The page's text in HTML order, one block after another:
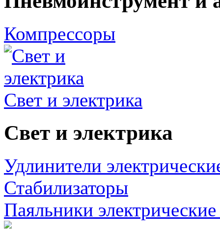
Компрессоры
Свет и электрика
Свет и электрика
Удлинители
Стабилизаторы
Паяльники